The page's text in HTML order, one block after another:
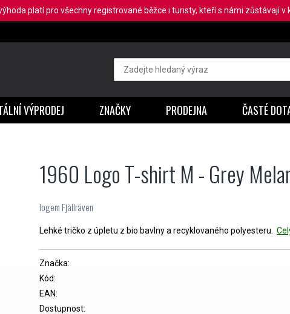
VÝPRODEJ ZNAČKY PRODEJNA ČASTÉ
1960 Logo T-shirt M - Grey
logem Fjällräven
Lehké tričko z úpletu z bio bavlny a recyklovaného polyesteru.
Značka:
Kód:
EAN:
Dostupnost:
platí pro všechny registrované běžce i turisty, kteří s námi zůstávají v